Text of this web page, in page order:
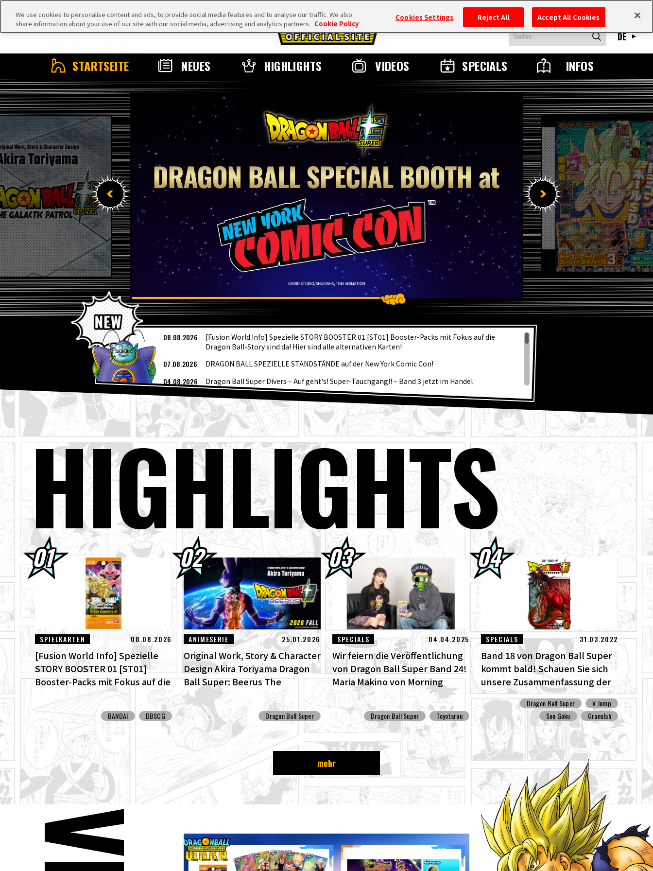
STARTSEITE NEUES HIGHLIGHTS VIDEOS SPECIALS INFOS
DE
AKTUELL
08.08.2026
[Fusion World Info] Spezielle STORY BOOSTER 01 [ST01] Booster-Packs mit Fokus auf die
Dragon Ball-Story sind da! Hier sind alle alternativen Karten!
07.08.2026 DRAGON BALL SPEZIELLE STANDSTÄNDE auf der New York Comic Con!
04.08.2026
Dragon Ball Super Divers – Auf geht's! Super-Tauchgang!! – Band 3 jetzt im Handel
erhältlich!
04.08.2026
Die September-Ausgabe von Saikyo Jump ist jetzt im Handel erhältlich! Schaut euch das
fantastische Dragon Ball SD Cover und all die tollen Bonusinhalte an!
04.08.2026 Wöchentliche ☆ Charaktervorstellung #267: Granolah aus Dragon Ball Super!
03.08.2026 [3. August] Weekly Dragon Ball News Nachrichtensendung!
03.08.2026 Super Saiyan Goku schließt sich der BLOOD OF SAIYANS -Serie an!
01.08.2026 Dragon Ball Super Divers Battle of Saiyans Advance Packs jetzt im Angebot!
DRAGON BALL: Funkelnd! ZEROs neuer, bahnbrechender NEO- DLC ist da! Sieh dir die
Bilder der neuen Features an!
30.07.2026
[Interview mit Hironobu Kageyama!] DRAGON BALL: Sparking! Der Titellied „ZERO“ für
den neuen NEO- DLC ist jetzt erhältlich!
HIGHLIGHTS
SPIELKARTEN 08.08.2026
[Fusion World Info] Spezielle
STORY BOOSTER 01 [ST01]
Booster-Packs mit Fokus auf die
Dragon Ball-Story sind da! Hier
sind alle alternativen Karten!
BANDAI DBSCG
ANIMESERIE 25.01.2026
Original Work, Story & Character
Design Akira Toriyama Dragon
Ball Super: Beerus The
ENHANCED edition of the anime
Dragon Ball Super begins anew!
Dragon Ball Super
SPECIALS 04.04.2025
Wir feiern die Veröffentlichung
von Dragon Ball Super Band 24!
Maria Makino von Morning
Musume '25 hat Toyotarou?
interviewt!
Dragon Ball Super Toyotarou
SPECIALS 31.03.2022
Band 18 von Dragon Ball Super
kommt bald! Schauen Sie sich
unsere Zusammenfassung der
bisherigen Geschichte an !!
Dragon Ball Super
V Jump
Son Goku
Granolah
mehr
We use cookies to personalise content and ads, to provide social media features and to analyse our traffic. We also
share information about your use of our site with our social media, advertising and analytics partners. Cookie Policy
Cookies Settings Reject All Accept All Cookies